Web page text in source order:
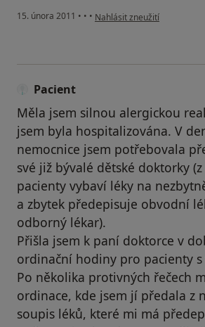
15. února 2011 • • • podle názoru uživatele
Nahlásit zneužití
Pacient
Měla jsem silnou alergickou
jsem byla hospitalizována. V
nemocnice jsem potřebovala
své již bývalé dětské doktorky
pacienty vybaví léky na
a zbytek předepisuje obvodní
odborný lékar).
Přišla jsem k paní doktorce v
ordinační hodiny pro pacienty
Po několika protivných řečech
ordinace, kde jsem jí předala z
soupis léků, které mi má